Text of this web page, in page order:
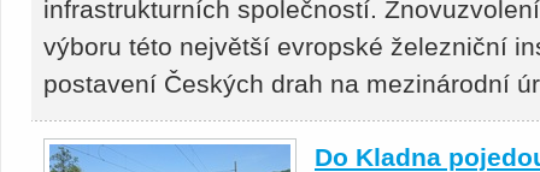
infrastrukturních společností.
výboru této největší evropské železniční
postavení Českých drah na mezinárodní
Do Kladna